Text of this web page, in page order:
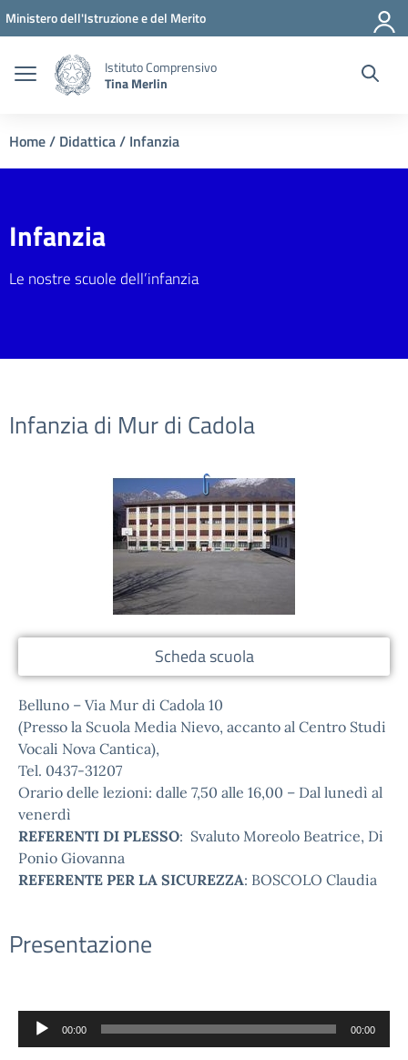
Vai ai contenuti
Vai al menu di navigazione
Vai al footer
Ministero dell'Istruzione e del Merito
Istituto Comprensivo
Tina Merlin
Home/ Didattica/ Infanzia
Infanzia
Le nostre scuole dell’infanzia
Infanzia di Mur di Cadola
Scheda scuola
Belluno – Via Mur di Cadola 10
(Presso la Scuola Media Nievo, accanto al Centro Studi
Vocali Nova Cantica),
Tel. 0437-31207
Orario delle lezioni: dalle 7,50 alle 16,00 – Dal lunedì al
venerdì
REFERENTI DI PLESSO: Svaluto Moreolo Beatrice, Di
Ponio Giovanna
REFERENTE PER LA SICUREZZA: BOSCOLO Claudia
Presentazione
Audio
Player
00:00 00:00